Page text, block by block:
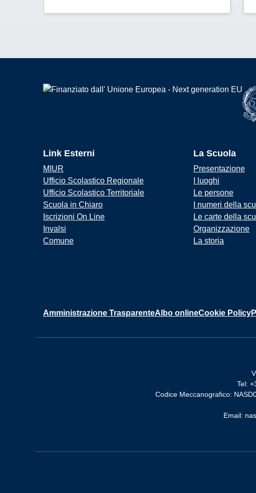
Link Esterni
MIUR
Ufficio Scolastico Regionale
Ufficio Scolastico Territoriale
Scuola in Chiaro
Iscrizioni On Line
Invalsi
Comune
La Scuola
Presentazione
I luoghi
Le persone
I numeri della
Le carte della
Organizzazione
La storia
Amministrazione TrasparenteAlbo onlineCookie Policy
Tel:
Codice Meccanografico:
Email: